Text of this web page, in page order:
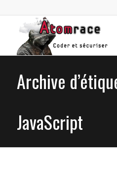
Archive
JavaScript